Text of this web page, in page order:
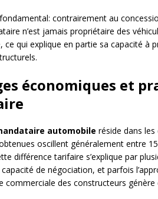
contrairement au
n’est jamais propriétaire des
ce qui explique en partie sa capacité à
économiques et
automobile réside dans
oscillent généralement entre
différence tarifaire s’explique par
de négociation, et parfois
commerciale des constructeurs